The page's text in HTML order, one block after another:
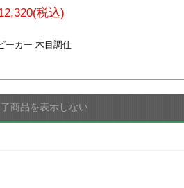
税込)
ーカー 木目調仕
商品を表示しない